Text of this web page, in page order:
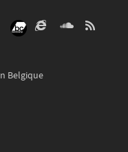
Belgique